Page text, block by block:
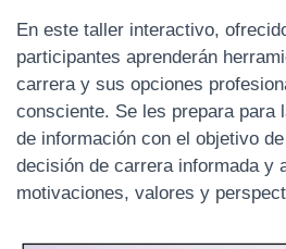
En este taller interactivo,
participantes aprenderán
carrera y sus opciones
consciente. Se les prepara para
de información con el objetivo
decisión de carrera informada y
motivaciones, valores y